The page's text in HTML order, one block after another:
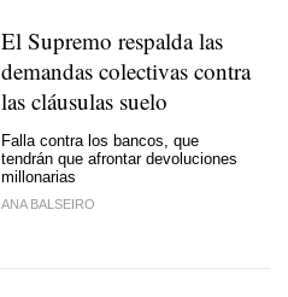
El Supremo respalda las
demandas colectivas contra
las cláusulas suelo
Falla contra los bancos, que
tendrán que afrontar devoluciones
millonarias
ANA BALSEIRO